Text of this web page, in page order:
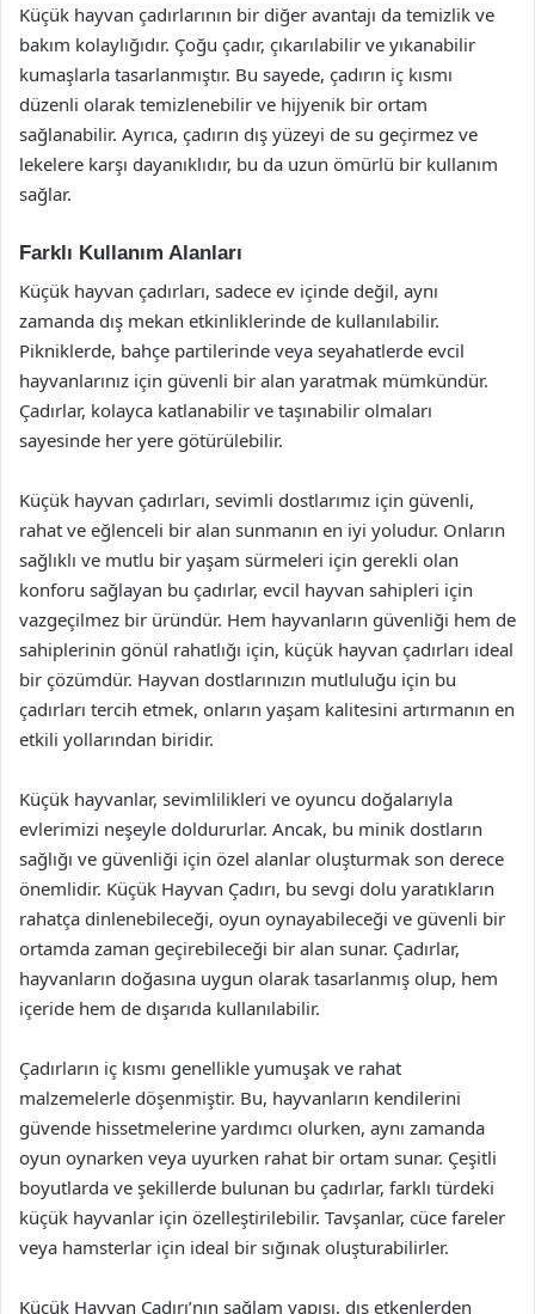
Küçük hayvan çadırlarının bir diğer avantajı da temizlik ve
bakım kolaylığıdır. Çoğu çadır, çıkarılabilir ve yıkanabilir
kumaşlarla tasarlanmıştır. Bu sayede, çadırın iç kısmı
düzenli olarak temizlenebilir ve hijyenik bir ortam
sağlanabilir. Ayrıca, çadırın dış yüzeyi de su geçirmez ve
lekelere karşı dayanıklıdır, bu da uzun ömürlü bir kullanım
sağlar.
Farklı Kullanım Alanları
Küçük hayvan çadırları, sadece ev içinde değil, aynı
zamanda dış mekan etkinliklerinde de kullanılabilir.
Pikniklerde, bahçe partilerinde veya seyahatlerde evcil
hayvanlarınız için güvenli bir alan yaratmak mümkündür.
Çadırlar, kolayca katlanabilir ve taşınabilir olmaları
sayesinde her yere götürülebilir.
Küçük hayvan çadırları, sevimli dostlarımız için güvenli,
rahat ve eğlenceli bir alan sunmanın en iyi yoludur. Onların
sağlıklı ve mutlu bir yaşam sürmeleri için gerekli olan
konforu sağlayan bu çadırlar, evcil hayvan sahipleri için
vazgeçilmez bir üründür. Hem hayvanların güvenliği hem de
sahiplerinin gönül rahatlığı için, küçük hayvan çadırları ideal
bir çözümdür. Hayvan dostlarınızın mutluluğu için bu
çadırları tercih etmek, onların yaşam kalitesini artırmanın en
etkili yollarından biridir.
Küçük hayvanlar, sevimlilikleri ve oyuncu doğalarıyla
evlerimizi neşeyle doldururlar. Ancak, bu minik dostların
sağlığı ve güvenliği için özel alanlar oluşturmak son derece
önemlidir. Küçük Hayvan Çadırı, bu sevgi dolu yaratıkların
rahatça dinlenebileceği, oyun oynayabileceği ve güvenli bir
ortamda zaman geçirebileceği bir alan sunar. Çadırlar,
hayvanların doğasına uygun olarak tasarlanmış olup, hem
içeride hem de dışarıda kullanılabilir.
Çadırların iç kısmı genellikle yumuşak ve rahat
malzemelerle döşenmiştir. Bu, hayvanların kendilerini
güvende hissetmelerine yardımcı olurken, aynı zamanda
oyun oynarken veya uyurken rahat bir ortam sunar. Çeşitli
boyutlarda ve şekillerde bulunan bu çadırlar, farklı türdeki
küçük hayvanlar için özelleştirilebilir. Tavşanlar, cüce fareler
veya hamsterlar için ideal bir sığınak oluşturabilirler.
Küçük Hayvan Çadırı’nın sağlam yapısı, dış etkenlerden